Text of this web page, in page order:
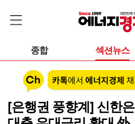
종합 섹션뉴스
[은행권 풍향계] 신한